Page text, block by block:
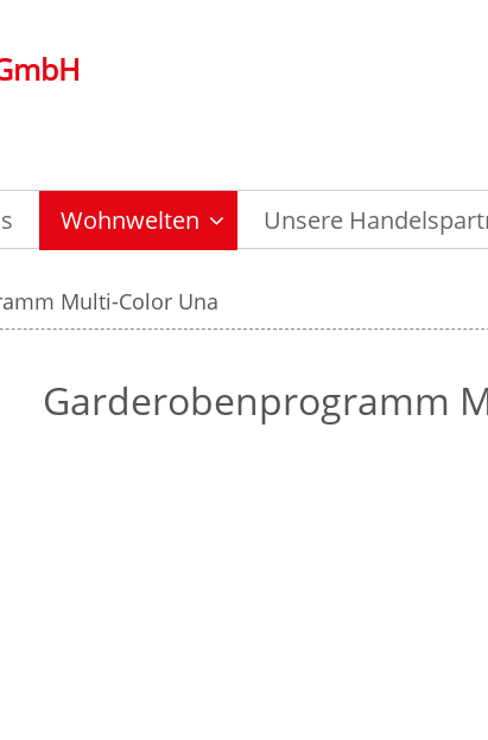
Wohnwelten Unsere
Multi-Color Una
Garderobenprogramm